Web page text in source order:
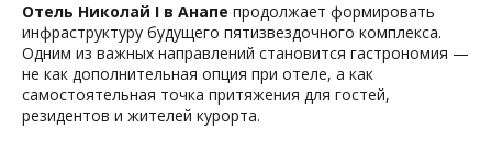
Отель Николай I в Анапе продолжает формировать
инфраструктуру будущего пятизвездочного комплекса.
Одним из важных направлений становится гастрономия —
не как дополнительная опция при отеле, а как
самостоятельная точка притяжения для гостей,
резидентов и жителей курорта.